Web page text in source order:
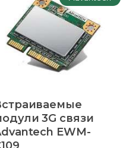
3G связи
EWM-